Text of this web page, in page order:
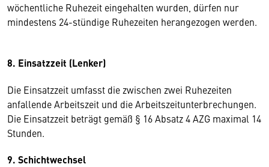
wöchentliche Ruhezeit eingehalten wurden, dürfen nur
mindestens 24-stündige Ruhezeiten herangezogen werden.
8. Einsatzzeit (Lenker)
Die Einsatzzeit umfasst die zwischen zwei Ruhezeiten
anfallende Arbeitszeit und die Arbeitszeitunterbrechungen.
Die Einsatzzeit beträgt gemäß § 16 Absatz 4 AZG maximal 14
Stunden.
9. Schichtwechsel